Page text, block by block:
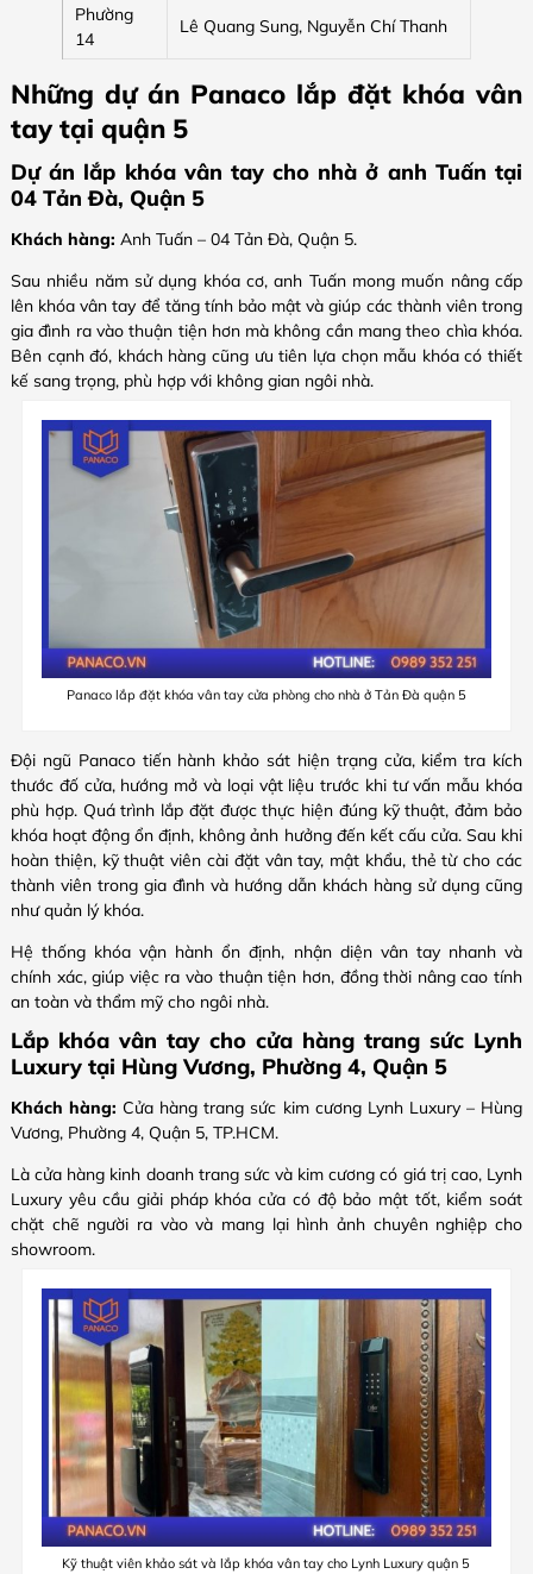
Phường
14
Lê Quang Sung, Nguyễn Chí Thanh
Những dự án Panaco lắp đặt khóa vân
tay tại quận 5
Dự án lắp khóa vân tay cho nhà ở anh Tuấn tại
04 Tản Đà, Quận 5
Khách hàng: Anh Tuấn – 04 Tản Đà, Quận 5.
Sau nhiều năm sử dụng khóa cơ, anh Tuấn mong muốn nâng cấp
lên khóa vân tay để tăng tính bảo mật và giúp các thành viên trong
gia đình ra vào thuận tiện hơn mà không cần mang theo chìa khóa.
Bên cạnh đó, khách hàng cũng ưu tiên lựa chọn mẫu khóa có thiết
kế sang trọng, phù hợp với không gian ngôi nhà.
Panaco lắp đặt khóa vân tay cửa phòng cho nhà ở Tản Đà quận 5
Đội ngũ Panaco tiến hành khảo sát hiện trạng cửa, kiểm tra kích
thước đố cửa, hướng mở và loại vật liệu trước khi tư vấn mẫu khóa
phù hợp. Quá trình lắp đặt được thực hiện đúng kỹ thuật, đảm bảo
khóa hoạt động ổn định, không ảnh hưởng đến kết cấu cửa. Sau khi
hoàn thiện, kỹ thuật viên cài đặt vân tay, mật khẩu, thẻ từ cho các
thành viên trong gia đình và hướng dẫn khách hàng sử dụng cũng
như quản lý khóa.
Hệ thống khóa vận hành ổn định, nhận diện vân tay nhanh và
chính xác, giúp việc ra vào thuận tiện hơn, đồng thời nâng cao tính
an toàn và thẩm mỹ cho ngôi nhà.
Lắp khóa vân tay cho cửa hàng trang sức Lynh
Luxury tại Hùng Vương, Phường 4, Quận 5
Khách hàng: Cửa hàng trang sức kim cương Lynh Luxury – Hùng
Vương, Phường 4, Quận 5, TP.HCM.
Là cửa hàng kinh doanh trang sức và kim cương có giá trị cao, Lynh
Luxury yêu cầu giải pháp khóa cửa có độ bảo mật tốt, kiểm soát
chặt chẽ người ra vào và mang lại hình ảnh chuyên nghiệp cho
showroom.
Kỹ thuật viên khảo sát và lắp khóa vân tay cho Lynh Luxury quận 5